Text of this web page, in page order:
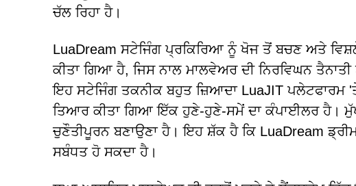
ਚੱਲ ਰਿਹਾ ਹੈ।
LuaDream ਸਟੇਜਿੰਗ ਪ੍ਰਕਿਰਿਆ ਨੂੰ ਖੋਜ ਤੋਂ ਬਚਣ ਅਤੇ
ਕੀਤਾ ਗਿਆ ਹੈ, ਜਿਸ ਨਾਲ ਮਾਲਵੇਅਰ ਦੀ ਨਿਰਵਿਘਨ
ਇਹ ਸਟੇਜਿੰਗ ਤਕਨੀਕ ਬਹੁਤ ਜ਼ਿਆਦਾ LuaJIT ਪਲੇਟਫਾਰਮ
ਤਿਆਰ ਕੀਤਾ ਗਿਆ ਇੱਕ ਹੁਣੇ-ਹੁਣੇ-ਸਮੇਂ ਦਾ ਕੰਪਾਈਲਰ ਹੈ।
ਚੁਣੌਤੀਪੂਰਨ ਬਣਾਉਣਾ ਹੈ। ਇਹ ਸ਼ੱਕ ਹੈ ਕਿ LuaDream
ਸਬੰਧਤ ਹੋ ਸਕਦਾ ਹੈ।